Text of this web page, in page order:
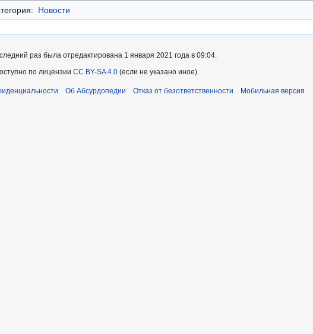
Новости
раз была отредактирована 1 января 2021 года в 09:04.
по лицензии CC BY-SA 4.0 (если не указано иное).
Об Абсурдопедии Отказ от безответственности Мобильная версия